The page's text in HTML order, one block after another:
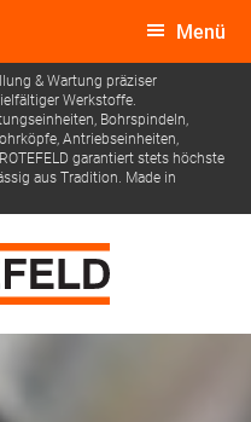
Menü
& Wartung präziser
Werkstoffe.
Bohrspindeln,
Antriebseinheiten,
garantiert stets höchste
aus Tradition. Made in